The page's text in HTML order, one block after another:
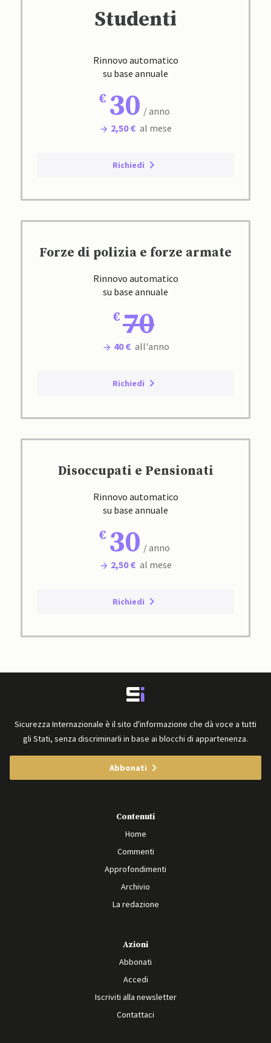
Studenti
Rinnovo automatico
su base annuale
30 / anno
2,50 € al mese
Richiedi
Forze di polizia e forze armate
Rinnovo automatico
su base annuale
70
40 € all'anno
Richiedi
Disoccupati e Pensionati
Rinnovo automatico
su base annuale
30 / anno
2,50 € al mese
Richiedi
Sicurezza Internazionale è il sito d'informazione che dà voce a tutti
gli Stati, senza discriminarli in base ai blocchi di appartenenza.
Abbonati
Contenuti
Home
Commenti
Approfondimenti
Archivio
La redazione
Azioni
Abbonati
Accedi
Iscriviti alla newsletter
Contattaci